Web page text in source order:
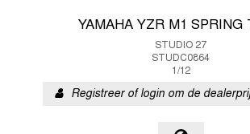
YAMAHA YZR M1 SPRING
STUDIO 27
STUDC0864
1/12
Registreer of login om de